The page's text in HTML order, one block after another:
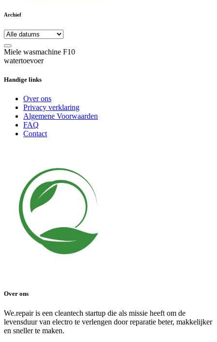
Archief
Miele wasmachine F10
watertoevoer
Handige links
Over ons
Privacy verklaring
Algemene Voorwaarden
FAQ
Contact
Over ons
We.repair is een cleantech startup die als missie heeft om de
levensduur van electro te verlengen door reparatie beter, makkelijker
en sneller te maken.